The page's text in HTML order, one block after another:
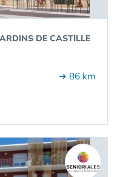
DE CASTILLE
➔ 86 km